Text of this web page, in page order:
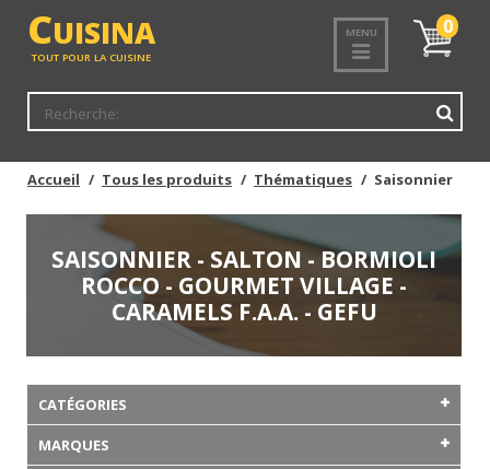
CUISINA
TOUT POUR LA CUISINE
MENU
Mon
panier
0
Accueil Tous les produits Thématiques Saisonnier
SAISONNIER - SALTON - BORMIOLI
ROCCO - GOURMET VILLAGE -
CARAMELS F.A.A. - GEFU
CATÉGORIES
MARQUES